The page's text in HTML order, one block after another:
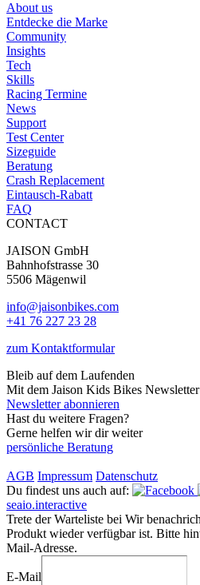
About us
Entdecke die Marke
Community
Insights
Tech
Skills
Racing Termine
News
Support
Test Center
Sizeguide
Beratung
Crash Replacement
Eintausch-Rabatt
FAQ
CONTACT
JAISON GmbH
Bahnhofstrasse 30
5506 Mägenwil
info@jaisonbikes.com
+41 76 227 23 28
zum Kontaktformular
Bleib auf dem Laufenden
Mit dem Jaison Kids Bikes Newsletter
Newsletter abonnieren
Hast du weitere Fragen?
Gerne helfen wir dir weiter
persönliche Beratung
AGB Impressum Datenschutz
Du findest uns auch auf:
seaio.interactive
Trete der Warteliste bei Wir
Produkt wieder verfügbar ist. Bitte
Mail-Adresse.
E-Mail